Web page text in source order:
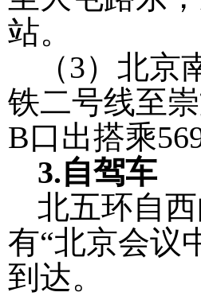
站。
（3）北京
铁二号线至
B口出搭乘
3.自驾车
北五环自
有“北京会议
到达。